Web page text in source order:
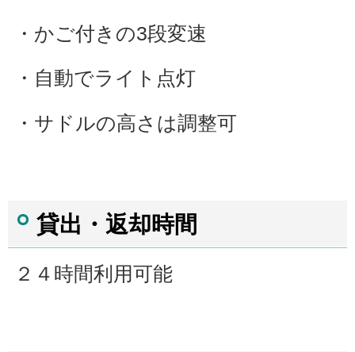
・かご付きの3段変速
・自動でライト点灯
・サドルの高さは調整可
貸出・返却時間
２４時間利用可能